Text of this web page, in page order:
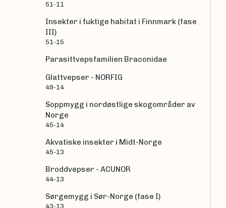
51-11
Insekter i fuktige habitat i Finnmark (fase
III)
51-15
Parasittvepsfamilien Braconidae
Glattvepser - NORFIG
49-14
Soppmygg i nordøstlige skogområder av
Norge
45-14
Akvatiske insekter i Midt-Norge
45-13
Broddvepser - ACUNOR
44-13
Sørgemygg i Sør-Norge (fase I)
43-13